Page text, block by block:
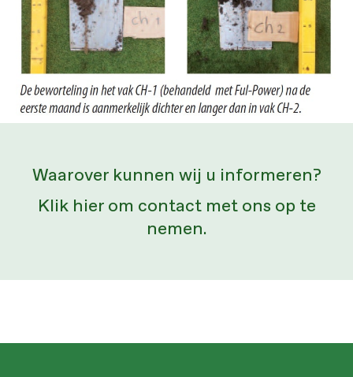
Waarover kunnen wij u informeren?
Klik hier om contact met ons op te
nemen.